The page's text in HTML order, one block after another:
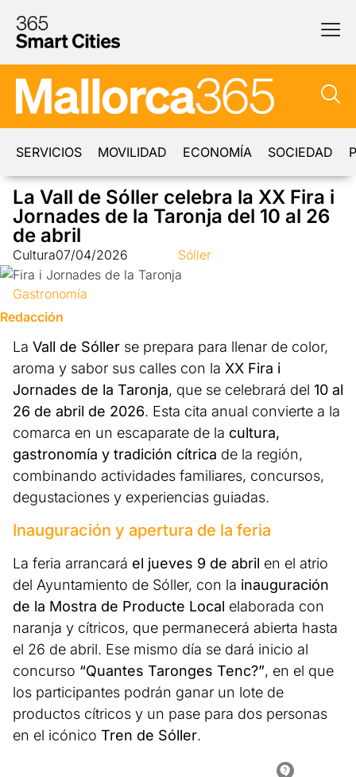
SERVICIOS MOVILIDAD ECONOMÍA SOCIEDAD
La Vall de Sóller celebra la XX Fira i
Jornades de la Taronja del 10 al 26
de abril
Cultura07/04/2026 Sóller
Gastronomía
Redacción
La Vall de Sóller se prepara para llenar de color,
aroma y sabor sus calles con la XX Fira i
Jornades de la Taronja, que se celebrará del 10 al
26 de abril de 2026. Esta cita anual convierte a la
comarca en un escaparate de la cultura,
gastronomía y tradición cítrica de la región,
combinando actividades familiares, concursos,
degustaciones y experiencias guiadas.
Inauguración y apertura de la feria
La feria arrancará el jueves 9 de abril en el atrio
del Ayuntamiento de Sóller, con la inauguración
de la Mostra de Producte Local elaborada con
naranja y cítricos, que permanecerá abierta hasta
el 26 de abril. Ese mismo día se dará inicio al
concurso “Quantes Taronges Tenc?”, en el que
los participantes podrán ganar un lote de
productos cítricos y un pase para dos personas
en el icónico Tren de Sóller.